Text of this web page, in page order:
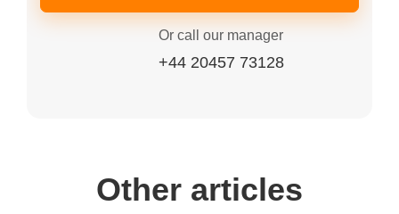
Or call our manager
+44 20457 73128
Other articles